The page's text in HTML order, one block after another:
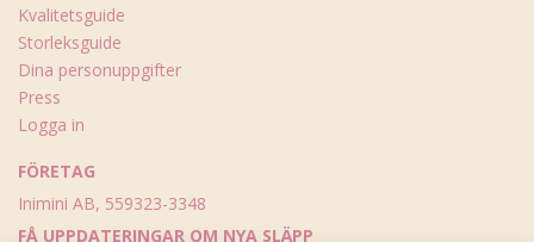
Kvalitetsguide
Storleksguide
Dina personuppgifter
Press
Logga in
FÖRETAG
Inimini AB, 559323-3348
FÅ UPPDATERINGAR OM NYA SLÄPP